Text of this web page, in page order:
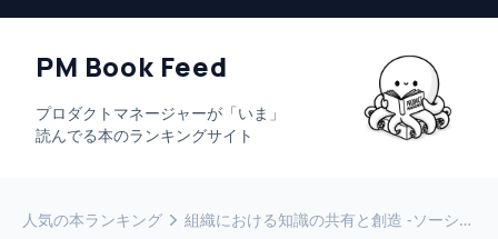
PM Book Feed
プロダクトマネージャーが「いま」
読んでる本のランキングサイト
人気の本ランキング 組織における知識の共有と創造 -ソーシャル・キャピタル、私生活の人間関係、動機、自尊感情の視点から-